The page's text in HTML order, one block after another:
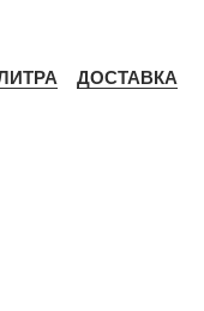
ДОСТАВКА